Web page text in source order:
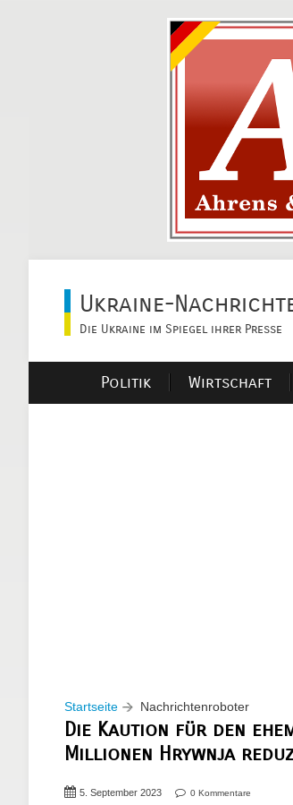
Ukraine-
Die Ukraine im Spiegel ihrer Presse
Politik Wirtschaft
Startseite Nachrichtenroboter
Die Kaution für den
Millionen Hrywnja
5. September 2023 0 Kommentare